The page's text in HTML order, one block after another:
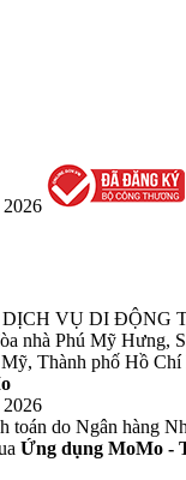
2026
VỤ DI ĐỘNG
nhà Phú Mỹ Hưng,
Thành phố Hồ Chí
2026
toán do Ngân hàng
Ứng dụng MoMo -